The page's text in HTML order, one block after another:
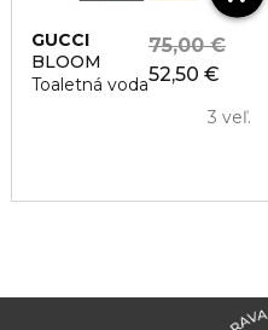
GUCCI
BLOOM
Toaletná voda52,50 €
75,00 €
3 veľ.